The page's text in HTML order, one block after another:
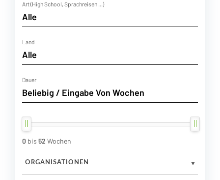
Art (High School, Sprachreisen ...)
Land
Dauer
0 bis 52 Wochen
ORGANISATIONEN